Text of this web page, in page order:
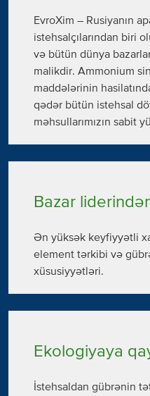
EvroXim – Rusiyanın
istehsalçılarından biri
və bütün dünya
malikdir. Ammonium
maddələrinin
qədər bütün istehsal
məhsullarımızın sabit
Bazar
Ən yüksək keyfiyyətli
element tərkibi və
xüsusiyyətləri.
Ekologiyaya
İstehsaldan gübrənin